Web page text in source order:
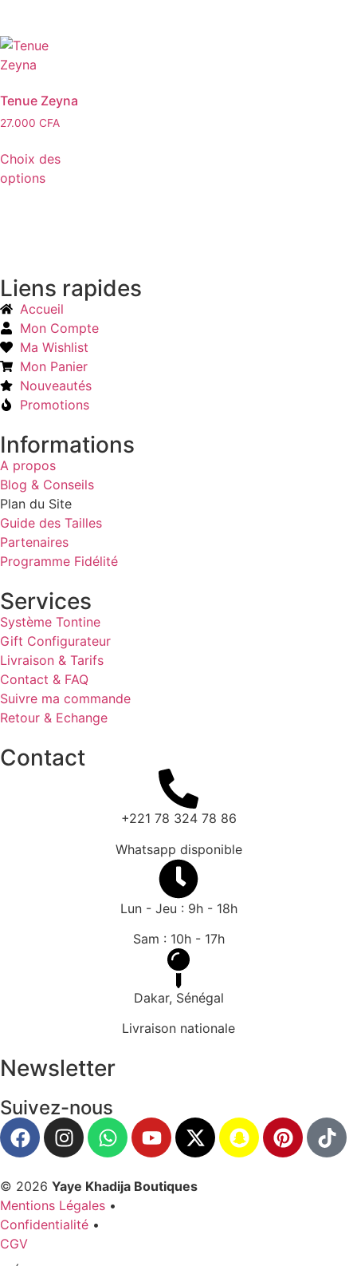
Tenue Zeyna
27.000 CFA
Choix des
options
Liens rapides
Accueil
Mon Compte
Ma Wishlist
Mon Panier
Nouveautés
Promotions
Informations
A propos
Blog & Conseils
Plan du Site
Guide des Tailles
Partenaires
Programme Fidélité
Services
Système Tontine
Gift Configurateur
Livraison & Tarifs
Contact & FAQ
Suivre ma commande
Retour & Echange
Contact
+221 78 324 78 86
Whatsapp disponible
Lun - Jeu : 9h - 18h
Sam : 10h - 17h
Dakar, Sénégal
Livraison nationale
Newsletter
Suivez-nous
© 2026 Yaye Khadija Boutiques
Mentions Légales •
Confidentialité •
CGV